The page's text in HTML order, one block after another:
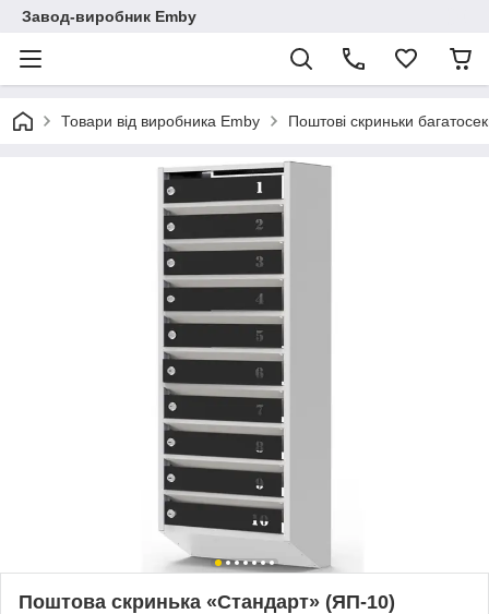
Завод-виробник Emby
Товари від виробника Emby Поштові скриньки
Поштова скринька «Стандарт» (ЯП-10)